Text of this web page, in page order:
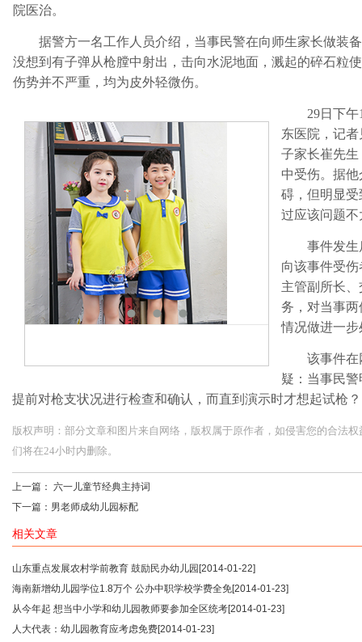
院医治。
据警方一名工作人员介绍，当事民警在向师生家长做装备
没想到有子弹从枪膛中射出，击向水泥地面，溅起的碎石粒
伤势并不严重，均为皮外轻微伤。
29日下午1
东医院，记
子家长崔先
中受伤。据
碍，但明显
过应该问题不
事件发生后
向该事件受
主管副所长
务，对当事
情况做进一步
该事件在网
疑：当事民
提前对枪支状况进行检查和确认，而直到演示时才想起试枪？
版权声明：部分文章和图片来自网络，版权属于原作者，如侵害您的合法
们将在24小时内删除。
上一篇： 六一儿童节经典主持词
下一篇： 男老师成幼儿园标配
相关文章
山东重点发展农村学前教育 鼓励民办幼儿园 [2014-01-22]
海南新增幼儿园学位1.8万个 公办中职学校学费全免[2014-01-23]
从今年起 想当中小学和幼儿园教师要参加全区统考[2014-01-23]
人大代表：幼儿园教育应考虑免费[2014-01-23]